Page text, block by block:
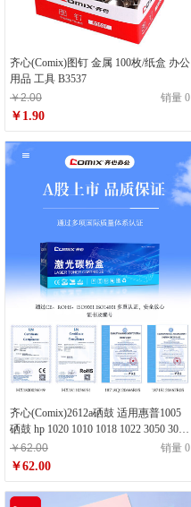
齐心(Comix)图钉 金属 100枚/纸盒 办公
用品 工具 B3537
￥2.00
销量 0
￥1.90
齐心(Comix)2612a硒鼓 适用惠普1005
硒鼓 hp 1020 1010 1018 1022 3050 3015
佳能2900 lbp3000 打印机墨盒
￥62.00 销量 0
￥62.00